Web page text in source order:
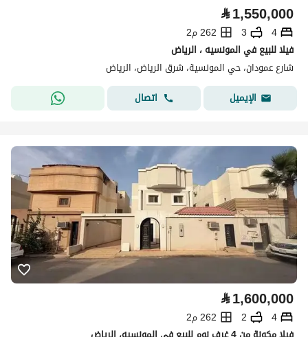
⃁1,550,000
4
3
262 م2
فيلا للبيع في المونسيه ، الرياض
شارع عمودان، حي المونسية، شرق الرياض، الرياض
الإيميل
اتصال
⃁1,600,000
4
2
262 م2